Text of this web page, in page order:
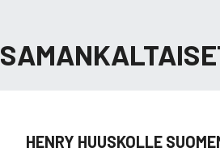
HENRY HUUSKOLLE